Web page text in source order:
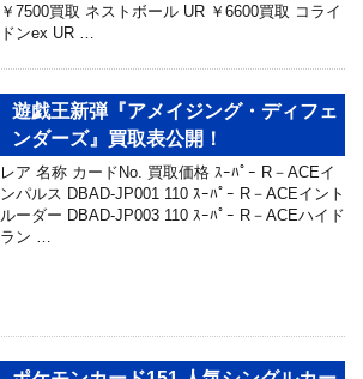
￥7500買取 ネストボール UR ￥6600買取 コライ
ドンex UR …
遊戯王新弾『アメイジング・ディフェ
ンダーズ』買取表公開！
レア 名称 カードNo. 買取価格 ｽｰﾊﾟｰ R－ACEイ
ンパルス DBAD-JP001 110 ｽｰﾊﾟｰ R－ACEイント
ルーダー DBAD-JP003 110 ｽｰﾊﾟｰ R－ACEハイド
ラン …